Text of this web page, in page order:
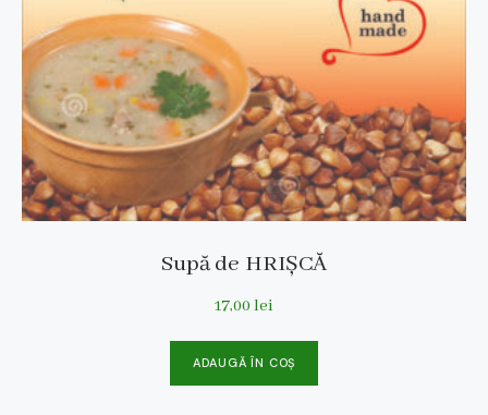
Supă de HRIȘCĂ
17,00lei
ADAUGĂ ÎN COȘ